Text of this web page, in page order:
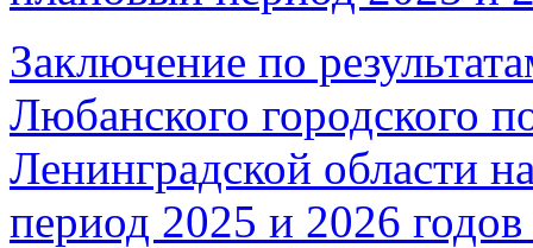
Заключение по
Любанского городского
Ленинградской области
период 2025 и 2026